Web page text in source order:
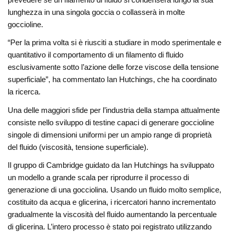
lunghezza in una singola goccia o collasserà in molte
goccioline.
“Per la prima volta si è riusciti a studiare in modo sperimentale e
quantitativo il comportamento di un filamento di fluido
esclusivamente sotto l’azione delle forze viscose della tensione
superficiale”, ha commentato Ian Hutchings, che ha coordinato
la ricerca.
Una delle maggiori sfide per l’industria della stampa attualmente
consiste nello sviluppo di testine capaci di generare goccioline
singole di dimensioni uniformi per un ampio range di proprietà
del fluido (viscosità, tensione superficiale).
Il gruppo di Cambridge guidato da Ian Hutchings ha sviluppato
un modello a grande scala per riprodurre il processo di
generazione di una gocciolina. Usando un fluido molto semplice,
costituito da acqua e glicerina, i ricercatori hanno incrementato
gradualmente la viscosità del fluido aumentando la percentuale
di glicerina. L’intero processo è stato poi registrato utilizzando